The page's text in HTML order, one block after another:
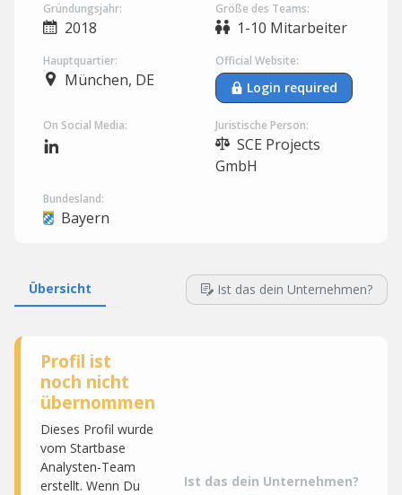
Gründungsjahr:
2018
Größe des Teams:
1-10 Mitarbeiter
Hauptquartier:
München, DE
Official Website:
Login required
On Social Media: Juristische Person:
SCE Projects
GmbH
Bundesland:
Bayern
Übersicht Ist das dein Unternehmen?
Profil ist
noch nicht
übernommen
Dieses Profil wurde
vom Startbase
Analysten-Team
erstellt. Wenn Du
Ist das dein Unternehmen?